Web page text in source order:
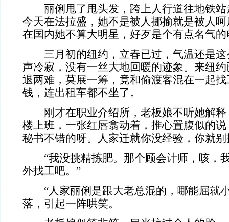
丽俐甩了甩头发，跨上人行道往地铁站
今天在法拉盛，她不是被人挪揄就是被人
在国内她不算大明星，好歹是个有点名气
三月初的纽约，立春已过，气温还是这
声冷寂，没有一丝大地回暖的迹象。来纽
退两难，莫展一筹，竟和偷渡客混在一起
钱，连出租车都不坐了。
刚才在职业介绍所，老板娘不听她解释
楼上班，一张红唇翕动着，推心置腹似的
秘书不错的呀。人家迁就你没经验，你就别
“我没挑精拣肥。那个顾会计师，咳，
外找工吧。”
“人家丽俐是跟大老总混的，哪能屈就
落，引起一阵哄笑。